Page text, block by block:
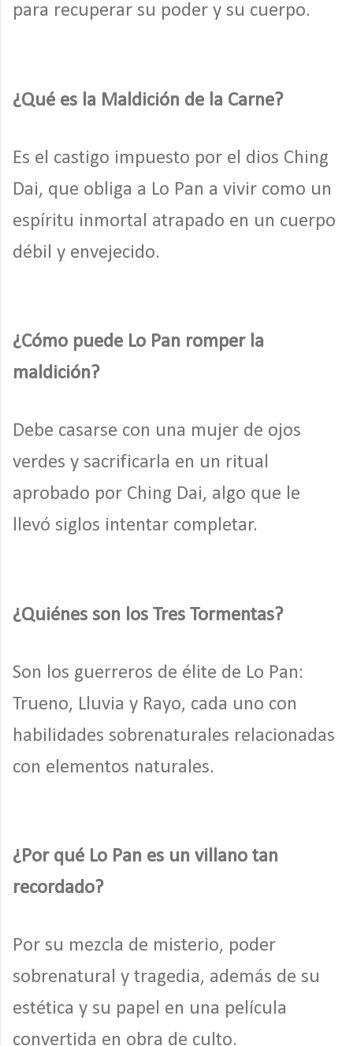
para recuperar su poder y su cuerpo.
¿Qué es la Maldición de la Carne?
Es el castigo impuesto por el dios Ching
Dai, que obliga a Lo Pan a vivir como un
espíritu inmortal atrapado en un cuerpo
débil y envejecido.
¿Cómo puede Lo Pan romper la
maldición?
Debe casarse con una mujer de ojos
verdes y sacrificarla en un ritual
aprobado por Ching Dai, algo que le
llevó siglos intentar completar.
¿Quiénes son los Tres Tormentas?
Son los guerreros de élite de Lo Pan:
Trueno, Lluvia y Rayo, cada uno con
habilidades sobrenaturales relacionadas
con elementos naturales.
¿Por qué Lo Pan es un villano tan
recordado?
Por su mezcla de misterio, poder
sobrenatural y tragedia, además de su
estética y su papel en una película
convertida en obra de culto.